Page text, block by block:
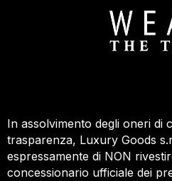
In assolvimento degli oneri di
trasparenza, Luxury Goods
espressamente di NON
concessionario ufficiale dei